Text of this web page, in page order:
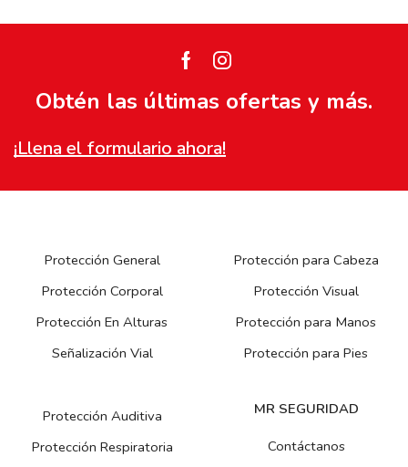
FacebookInstagram
Obtén las últimas ofertas y más.
¡Llena el formulario ahora!
Protección General
Protección Corporal
Protección En Alturas
Señalización Vial
Protección para Cabeza
Protección Visual
Protección para Manos
Protección para Pies
Protección Auditiva
Protección Respiratoria
MR SEGURIDAD
Contáctanos